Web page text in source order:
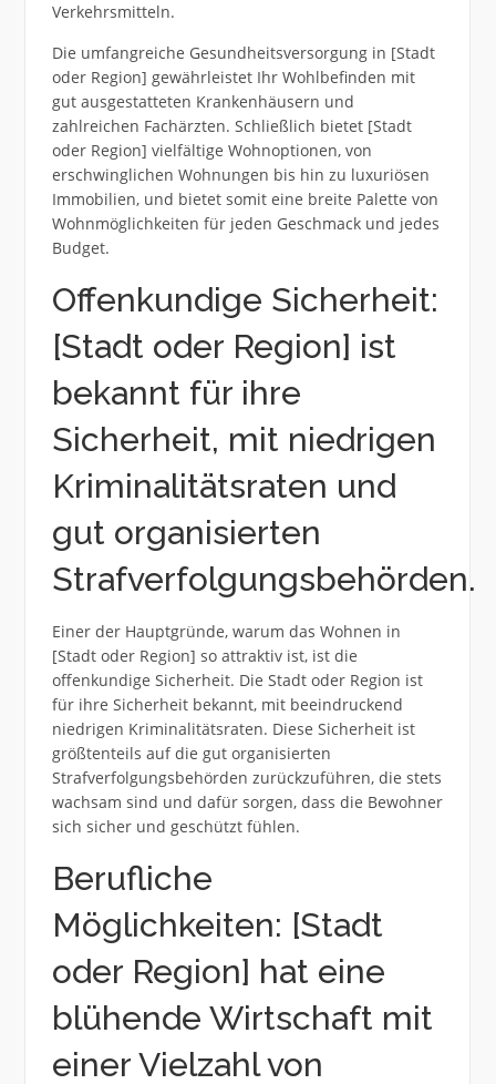
Verkehrsmitteln.
Die umfangreiche Gesundheitsversorgung in [Stadt
oder Region] gewährleistet Ihr Wohlbefinden mit
gut ausgestatteten Krankenhäusern und
zahlreichen Fachärzten. Schließlich bietet [Stadt
oder Region] vielfältige Wohnoptionen, von
erschwinglichen Wohnungen bis hin zu luxuriösen
Immobilien, und bietet somit eine breite Palette von
Wohnmöglichkeiten für jeden Geschmack und jedes
Budget.
Offenkundige Sicherheit:
[Stadt oder Region] ist
bekannt für ihre
Sicherheit, mit niedrigen
Kriminalitätsraten und
gut organisierten
Strafverfolgungsbehörden.
Einer der Hauptgründe, warum das Wohnen in
[Stadt oder Region] so attraktiv ist, ist die
offenkundige Sicherheit. Die Stadt oder Region ist
für ihre Sicherheit bekannt, mit beeindruckend
niedrigen Kriminalitätsraten. Diese Sicherheit ist
größtenteils auf die gut organisierten
Strafverfolgungsbehörden zurückzuführen, die stets
wachsam sind und dafür sorgen, dass die Bewohner
sich sicher und geschützt fühlen.
Berufliche
Möglichkeiten: [Stadt
oder Region] hat eine
blühende Wirtschaft mit
einer Vielzahl von